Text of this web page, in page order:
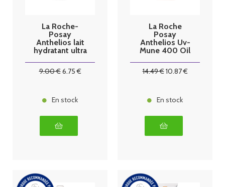
La Roche-
Posay
Anthelios lait
hydratant ultra
9.00€6.75€
En stock
La Roche
Posay
Anthelios Uv-
Mune 400 Oil
14.49€10.87€
En stock